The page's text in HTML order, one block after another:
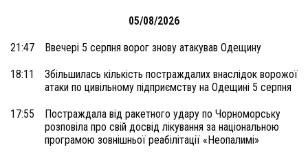
05/08/2026
21:47 Ввечері 5 серпня ворог знову атакував Одещину
18:11
Збільшилась кількість постраждалих внаслідок ворожої
атаки по цивільному підприємству на Одещині 5 серпня
17:55
Постраждала від ракетного удару по Чорноморську
розповіла про свій досвід лікування за національною
програмою зовнішньої реабілітації «Неопалимі»